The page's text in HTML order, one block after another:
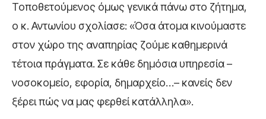
Τοποθετούμενος όμως γενικά πάνω στο ζήτημα,
ο κ. Αντωνίου σχολίασε: «Όσα άτομα κινούμαστε
στον χώρο της αναπηρίας ζούμε καθημερινά
τέτοια πράγματα. Σε κάθε δημόσια υπηρεσία –
νοσοκομείο, εφορία, δημαρχείο…– κανείς δεν
ξέρει πώς να μας φερθεί κατάλληλα».